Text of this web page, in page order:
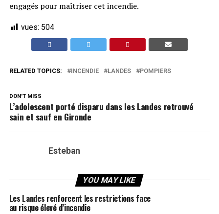
engagés pour maîtriser cet incendie.
vues: 504
RELATED TOPICS: INCENDIE LANDES POMPIERS
DON'T MISS
L’adolescent porté disparu dans les Landes retrouvé
sain et sauf en Gironde
Esteban
YOU MAY LIKE
Les Landes renforcent les restrictions face
au risque élevé d’incendie